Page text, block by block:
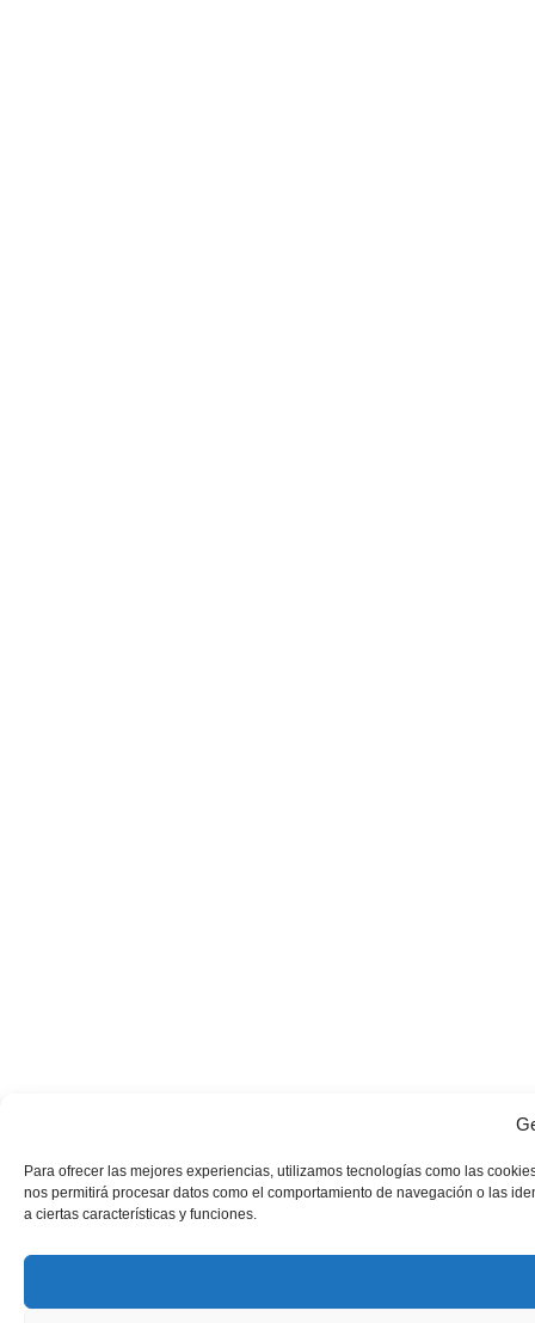
Para ofrecer las mejores experiencias, utilizamos tecnologías como las
nos permitirá procesar datos como el comportamiento de navegación o las
a ciertas características y funciones.